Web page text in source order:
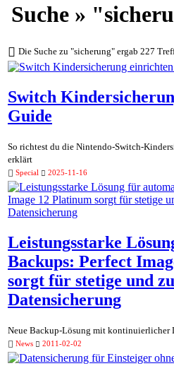
Suche »
Die Suche zu "sicherung" ergab 227
Switch
Guide
So richtest du die Nintendo-Switch-
erklärt
Special 2025-11-16
Leistungsstarke
Backups: Perfect
sorgt für stetige und
Datensicherung
Neue Backup-Lösung mit kontinuierlicher
News 2011-02-02